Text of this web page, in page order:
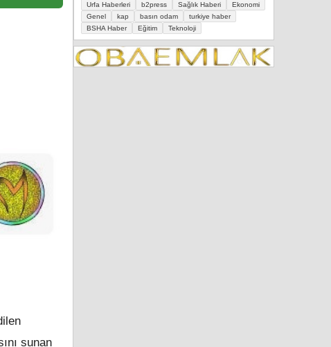
sunan
Urfa Haberleri
b2press Sağlık Haberi
Ekonomi
Genel
kap basın odam
turkiye haber
BSHA Haber
Eğitim Teknoloji